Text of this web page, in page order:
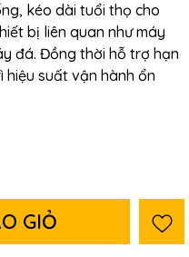
kéo dài tuổi thọ cho
bị liên quan như máy
đá. Đồng thời hỗ trợ hạn
hiệu suất vận hành ổn
GIỎ